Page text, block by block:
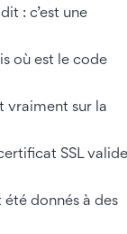
: c’est une
où est le code
vraiment sur la
SSL valide
donnés à des